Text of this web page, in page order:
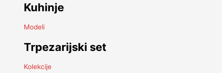
Kuhinje
Modeli
Trpezarijski set
Kolekcije